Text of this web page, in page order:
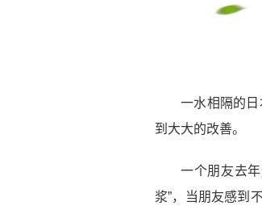
一水相隔的
到大大的改善。
一个朋友去
浆”，当朋友感到